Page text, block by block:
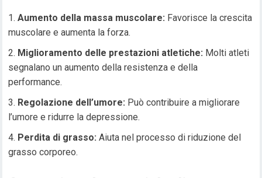
Aumento della massa muscolare: Favorisce la crescita
muscolare e aumenta la forza.
Miglioramento delle prestazioni atletiche: Molti atleti
segnalano un aumento della resistenza e della
performance.
Regolazione dell’umore: Può contribuire a migliorare
l’umore e ridurre la depressione.
Perdita di grasso: Aiuta nel processo di riduzione del
grasso corporeo.